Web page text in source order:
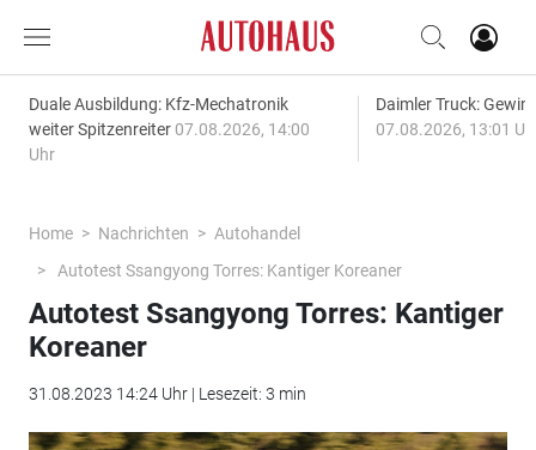
Duale Ausbildung: Kfz-Mechatronik
weiter Spitzenreiter 07.08.2026, 14:00
Uhr
Daimler Truck:
07.08.2026, 13:01
Home Nachrichten
Autohandel
Autotest Ssangyong Torres: Kantiger Koreaner
Autotest Ssangyong Torres: Kantiger
Koreaner
31.08.2023 14:24 Uhr | Lesezeit: 3 min